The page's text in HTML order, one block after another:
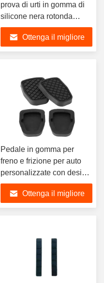
prova di urti in gomma di
silicone nera rotonda
personalizzata
Ottenga il migliore
Pedale in gomma per
freno e frizione per auto
personalizzate con design
durevole e antiscivolo
Ottenga il migliore